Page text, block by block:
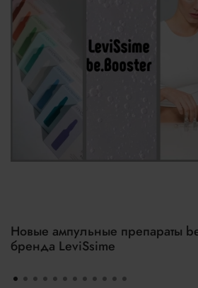
Новые ампульные препараты
бренда LeviSsime